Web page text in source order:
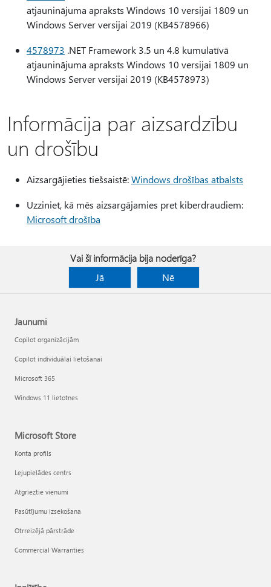
atjauninājuma apraksts Windows 10 versijai 1809 un
Windows Server versijai 2019 (KB4578966)
4578973 .NET Framework 3.5 un 4.8 kumulatīvā
atjauninājuma apraksts Windows 10 versijai 1809 un
Windows Server versijai 2019 (KB4578973)
Informācija par aizsardzību
un drošību
Aizsargājieties tiešsaistē:Windows drošības atbalsts
Uzziniet, kā mēs aizsargājamies pret kiberdraudiem:
Microsoft drošība
Vai šī informācija bija noderīga?
Jā
Nē
Jaunumi
Copilot organizācijām
Copilot individuālai lietošanai
Microsoft 365
Windows 11 lietotnes
Microsoft Store
Konta profils
Lejupielādes centrs
Atgrieztie vienumi
Pasūtījumu izsekošana
Otrreizējā pārstrāde
Commercial Warranties